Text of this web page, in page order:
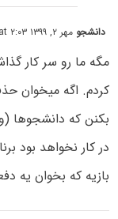
دانشجو مهر ۲, ۱۳۹۹ at ۲:۰۳ ب٫ظ
مگه ما رو سر کار
کردم. اگە میخوان
بکنن که دانشجوها
در کار نخواهد بود
بازیه که بخوان یه